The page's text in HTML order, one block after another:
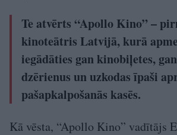
Te atvērts “Apollo Kino” –
kinoteātris Latvijā, kurā
iegādāties gan kinobiļetes,
dzērienus un uzkodas īpaši
pašapkalpošanās kasēs.
Kā vēsta, “Apollo Kino” vadītājs